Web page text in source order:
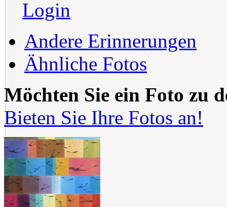
Login
Andere Erinnerungen
Ähnliche Fotos
Möchten Sie ein Foto zu
Bieten Sie Ihre Fotos an!